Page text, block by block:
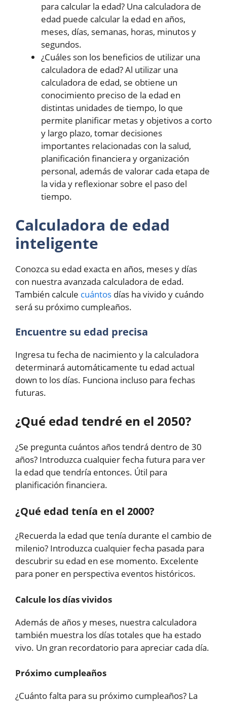
para calcular la edad? Una calculadora de
edad puede calcular la edad en años,
meses, días, semanas, horas, minutos y
segundos.
¿Cuáles son los beneficios de utilizar una
calculadora de edad? Al utilizar una
calculadora de edad, se obtiene un
conocimiento preciso de la edad en
distintas unidades de tiempo, lo que
permite planificar metas y objetivos a corto
y largo plazo, tomar decisiones
importantes relacionadas con la salud,
planificación financiera y organización
personal, además de valorar cada etapa de
la vida y reflexionar sobre el paso del
tiempo.
Calculadora de edad
inteligente
Conozca su edad exacta en años, meses y días
con nuestra avanzada calculadora de edad.
También calcule cuántos días ha vivido y cuándo
será su próximo cumpleaños.
Encuentre su edad precisa
Ingresa tu fecha de nacimiento y la calculadora
determinará automáticamente tu edad actual
down to los días. Funciona incluso para fechas
futuras.
¿Qué edad tendré en el 2050?
¿Se pregunta cuántos años tendrá dentro de 30
años? Introduzca cualquier fecha futura para ver
la edad que tendría entonces. Útil para
planificación financiera.
¿Qué edad tenía en el 2000?
¿Recuerda la edad que tenía durante el cambio de
milenio? Introduzca cualquier fecha pasada para
descubrir su edad en ese momento. Excelente
para poner en perspectiva eventos históricos.
Calcule los días vividos
Además de años y meses, nuestra calculadora
también muestra los días totales que ha estado
vivo. Un gran recordatorio para apreciar cada día.
Próximo cumpleaños
¿Cuánto falta para su próximo cumpleaños? La